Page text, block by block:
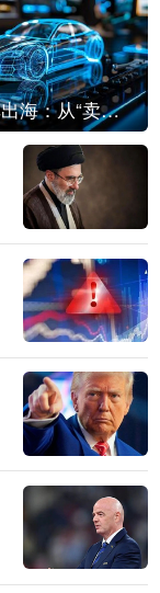
中国汽车出海：从“卖出去”到“走进去”